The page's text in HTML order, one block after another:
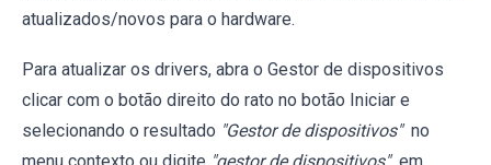
atualizados/novos para o hardware.
Para atualizar os drivers, abra o Gestor de dispositivos
clicar com o botão direito do rato no botão Iniciar e
selecionando o resultado "Gestor de dispositivos" no